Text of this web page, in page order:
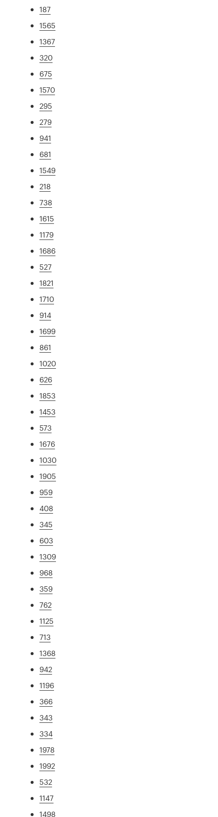
187
1565
1367
320
675
1570
295
279
941
681
1549
218
738
1615
1179
1686
527
1821
1710
914
1699
861
1020
626
1853
1453
573
1676
1030
1905
959
408
345
603
1309
968
359
762
1125
713
1368
942
1196
366
343
334
1978
1992
532
1147
1498